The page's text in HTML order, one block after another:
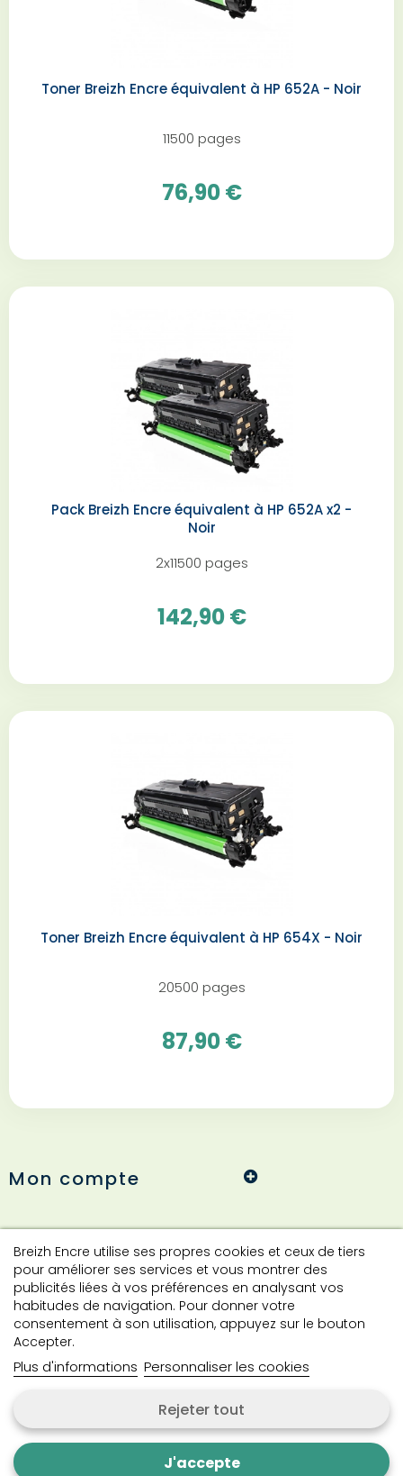
Breizh Encre utilise ses propres cookies et ceux de tiers
pour améliorer ses services et vous montrer des
publicités liées à vos préférences en analysant vos
habitudes de navigation. Pour donner votre
consentement à son utilisation, appuyez sur le bouton
Accepter.
Plus d'informations Personnaliser les cookies
Rejeter tout
J'accepte
Toner Breizh Encre équivalent à HP 652A - Noir
11500 pages
76,90 €
Pack Breizh Encre équivalent à HP 652A x2 -
Noir
2x11500 pages
142,90 €
Toner Breizh Encre équivalent à HP 654X - Noir
20500 pages
87,90 €
Mon compte
Informations
Contact
Contactez-nous
Copyright © 2024 Breizh Encre. Tous droits réservés.